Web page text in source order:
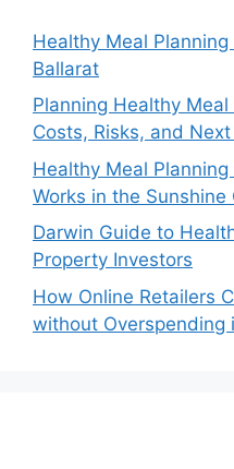
Healthy Meal
Ballarat
Planning Healthy
Costs, Risks, and
Healthy Meal
Works in the Sunshine
Darwin Guide to
Property Investors
How Online Retailers
without Overspending